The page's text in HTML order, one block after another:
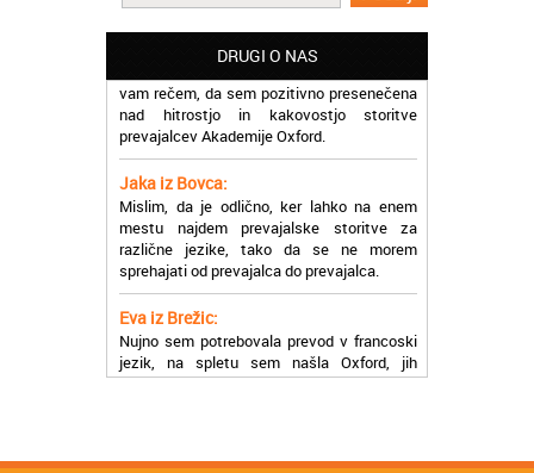
DRUGI O NAS
Potrebovala sem prevajanje iz
madžarskega v slovenski jezik in lahko
vam rečem, da sem pozitivno presenečena
nad hitrostjo in kakovostjo storitve
prevajalcev Akademije Oxford.
Jaka iz Bovca:
mestu najdem prevajalske storitve za
različne jezike, tako da se ne morem
sprehajati od prevajalca do prevajalca.
Eva iz Brežic:
jezik, na spletu sem našla Oxford, jih
poklicala in v roku nekaj ur sem po
elektronski pošti prejela prevod. Resnično
Uslužni, hitri in ljubeznivi, za njih imam